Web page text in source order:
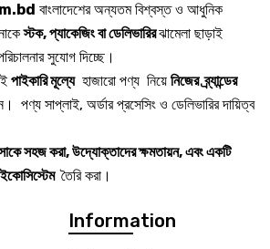
বাংলাদেশের অন্যতম বিশ্বস্ত ও আধুনিক
স্টক, প্যাকেজিং বা ডেলিভারিরঝামেলা ছাড়াই
সুযোগ দিচ্ছে।
পাইকারি মূল্যেহাজারো পণ্য নিয়ে নিজের ব্র্যান্ডের
পণ্য সাপ্লাই, অর্ডার প্রসেসিং ও ডেলিভারির দায়িত্ব
সহজ করা, উদ্যোক্তাদের ক্ষমতায়ন, এবং একটি
তৈরি করা।
Information